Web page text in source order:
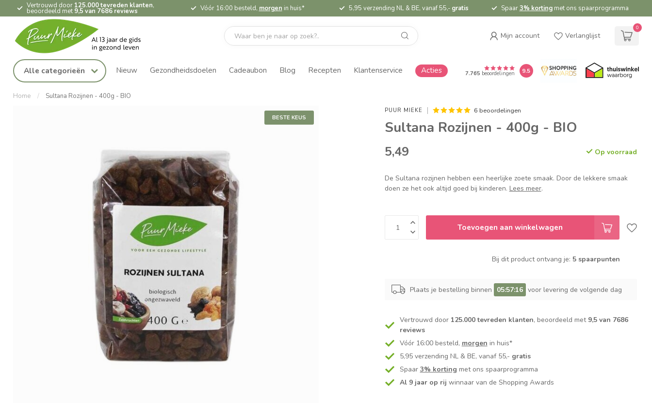
Vertrouwd door 125.000 tevreden klanten,
beoordeeld met 9,5 van 7686 reviews Vóór 16:00 besteld, morgen in huis* 5,95 verzending NL & BE, vanaf 55,- gratis Spaar3% kortingmet ons spaarprogramma
Mijn account Verlanglijst
0
Alle categorieën Nieuw Gezondheidsdoelen Cadeaubon Blog Recepten Klantenservice Acties 7.765 beoordelingen 9.5
Home / Sultana Rozijnen - 400g - BIO
BESTE KEUS
PUUR MIEKE 6 beoordelingen
Sultana Rozijnen - 400g - BIO
5,49 Op voorraad
De Sultana rozijnen hebben een heerlijke zoete smaak. Door de lekkere smaak
doen ze het ook altijd goed bij kinderen. Lees meer.
Toevoegen aan winkelwagen
Bij dit product ontvang je: 5 spaarpunten
Plaats je bestelling binnen 05:57:15 voor levering de volgende dag
Vertrouwd door 125.000 tevreden klanten, beoordeeld met 9,5 van 7686
reviews
Vóór 16:00 besteld, morgen in huis*
5,95 verzending NL & BE, vanaf 55,- gratis
Spaar 3% korting met ons spaarprogramma
Al 9 jaar op rij winnaar van de Shopping Awards